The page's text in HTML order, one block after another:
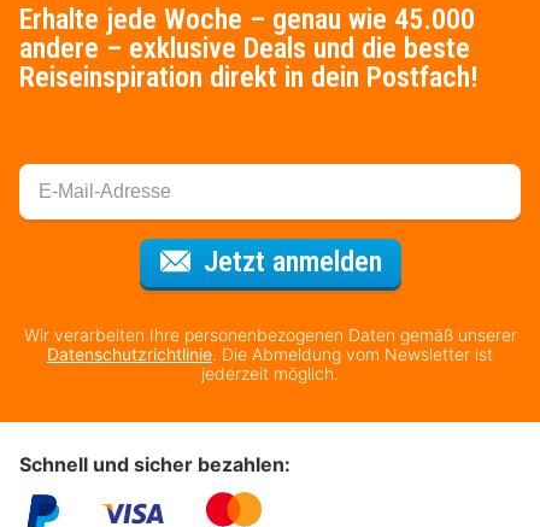
Erhalte jede Woche – genau wie 45.000
andere – exklusive Deals und die beste
Reiseinspiration direkt in dein Postfach!
Jetzt anmeldenFür den
Wir verarbeiten Ihre personenbezogenen Daten gemäß unserer
Datenschutzrichtlinie. Die Abmeldung vom Newsletter ist
jederzeit möglich.
Schnell und sicher bezahlen: